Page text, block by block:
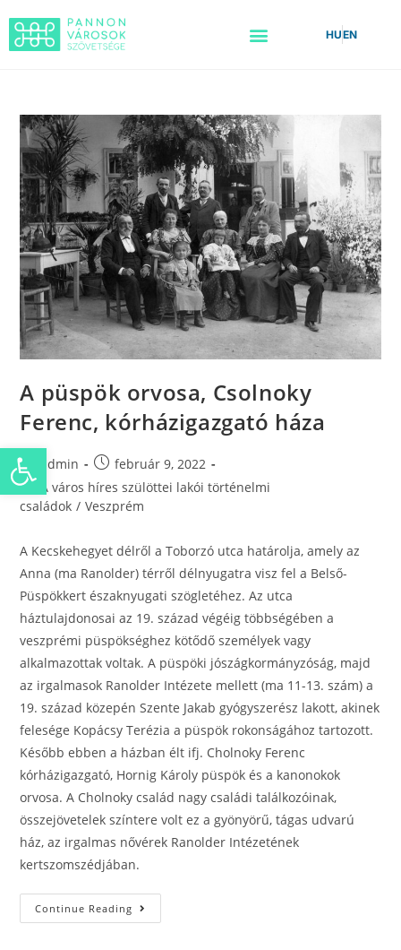
Eszköztár megnyitása
HUEN
A püspök orvosa, Csolnoky
Ferenc, kórházigazgató háza
admin
február 9, 2022
A város híres szülöttei lakói történelmi
családok / Veszprém
A Kecskehegyet délről a Toborzó utca határolja, amely az
Anna (ma Ranolder) térről délnyugatra visz fel a Belső-
Püspökkert északnyugati szögletéhez. Az utca
háztulajdonosai az 19. század végéig többségében a
veszprémi püspökséghez kötődő személyek vagy
alkalmazottak voltak. A püspöki jószágkormányzóság, majd
az irgalmasok Ranolder Intézete mellett (ma 11-13. szám) a
19. század közepén Szente Jakab gyógyszerész lakott, akinek
felesége Kopácsy Terézia a püspök rokonságához tartozott.
Később ebben a házban élt ifj. Cholnoky Ferenc
kórházigazgató, Hornig Károly püspök és a kanonokok
orvosa. A Cholnoky család nagy családi találkozóinak,
összejövetelek színtere volt ez a gyönyörű, tágas udvarú
ház, az irgalmas nővérek Ranolder Intézetének
kertszomszédjában.
Continue Reading